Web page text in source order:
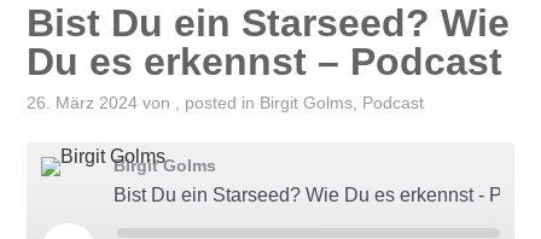
Bist Du ein Starseed? Wie
Du es erkennst – Podcast
26. März 2024 von , posted in Birgit Golms Podcast
Birgit Golms